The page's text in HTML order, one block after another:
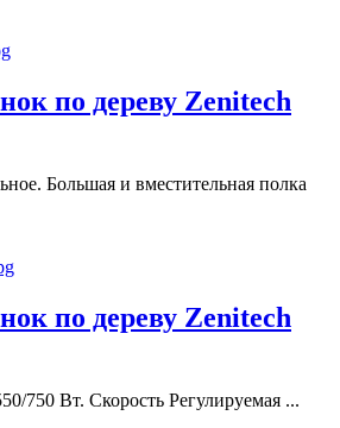
по дереву Zenitech
Большая и вместительная полка
по дереву Zenitech
750 Вт. Скорость Регулируемая ...